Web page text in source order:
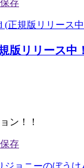
版リリース中
ン！！